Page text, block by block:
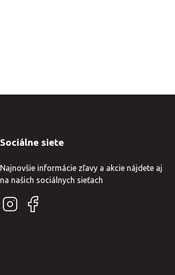
Sociálne siete
Najnovšie informácie zľavy a akcie nájdete aj
na našich sociálnych sieťach